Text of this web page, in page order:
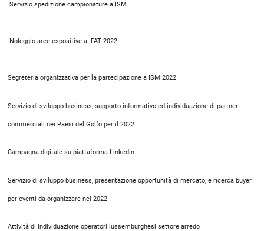
Servizio spedizione campionature a ISM
Noleggio aree espositive a IFAT 2022
Segreteria organizzativa per la partecipazione a ISM 2022
Servizio di sviluppo business, supporto informativo ed individuazione di partner
commerciali nei Paesi del Golfo per il 2022
Campagna digitale su piattaforma Linkedin
Servizio di sviluppo business, presentazione opportunità di mercato, e ricerca buyer
per eventi da organizzare nel 2022
Attività di individuazione operatori lussemburghesi settore arredo